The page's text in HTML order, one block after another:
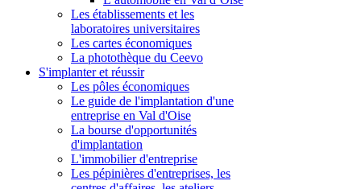
Les établissements et les
laboratoires universitaires
Les cartes économiques
La photothèque du Ceevo
S'implanter et réussir
Les pôles économiques
Le guide de l'implantation d'une
entreprise en Val d'Oise
La bourse d'opportunités
d'implantation
L'immobilier d'entreprise
Les pépinières d'entreprises, les